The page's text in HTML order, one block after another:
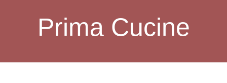
Prima Cucine